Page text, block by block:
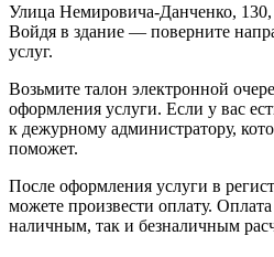
Улица Немировича-Данченко,
Войдя в здание — поверните
услуг.
Возьмите талон электронной
оформления услуги. Если у вас
к дежурному администратору,
поможет.
После оформления услуги в
можете произвести оплату.
наличным, так и безналичным